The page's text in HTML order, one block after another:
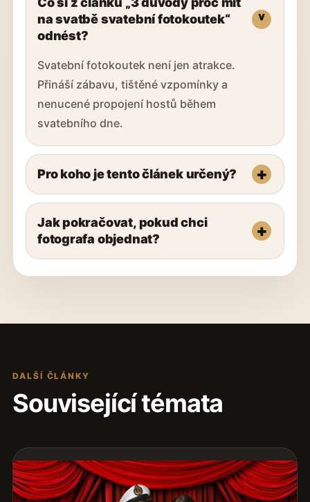
na svatbě svatební fotokoutek“
odnést?
Svatební fotokoutek není jen atrakce.
Přináší zábavu, tištěné vzpomínky a
nenucené propojení hostů během
svatebního dne.
Pro koho je tento článek určený?
Jak pokračovat, pokud chci
fotografa objednat?
DALŠÍ ČLÁNKY
Související témata